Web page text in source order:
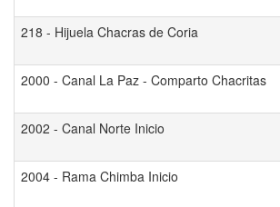
218 - Hijuela Chacras de Coria
2000 - Canal La Paz - Comparto Chacritas
2002 - Canal Norte Inicio
2004 - Rama Chimba Inicio